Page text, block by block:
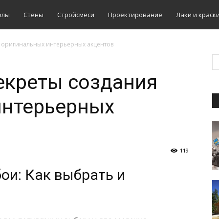
Стены Стройсмеси Проектирование Лаки и
интерьерных акцентов
создания
119
Как выбрать и